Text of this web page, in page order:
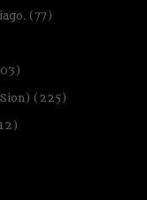
(77)
(225)